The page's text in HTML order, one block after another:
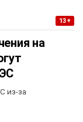
13+
на
из-за